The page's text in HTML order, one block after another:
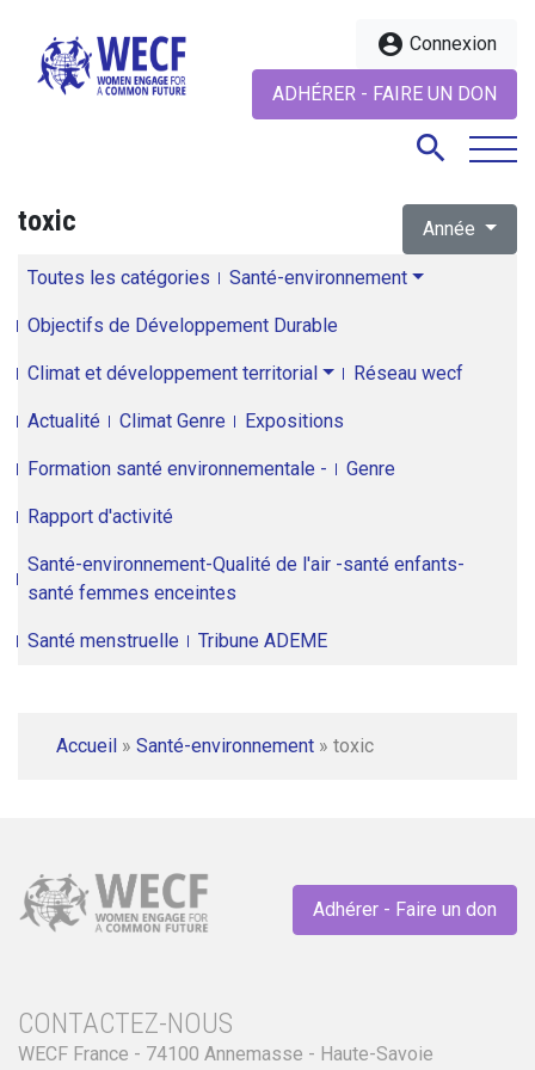
account_circle Connexion
ADHÉRER - FAIRE UN DON
search
toxic Année
Toutes les catégories Santé-environnement
Objectifs de Développement Durable
Climat et développement territorial Réseau wecf
Actualité Climat Genre Expositions
Formation santé environnementale - Genre
Rapport d'activité
Santé-environnement-Qualité de l'air -santé enfants-
santé femmes enceintes
Santé menstruelle Tribune ADEME
Accueil » Santé-environnement » toxic
Adhérer - Faire un don
CONTACTEZ-NOUS
WECF France - 74100 Annemasse - Haute-Savoie